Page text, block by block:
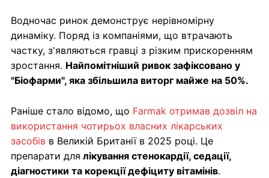
Водночас ринок демонструє нерівномірну
динаміку. Поряд із компаніями, що втрачають
частку, з'являються гравці з різким прискоренням
зростання. Найпомітніший ривок зафіксовано у
"Біофарми", яка збільшила виторг майже на 50%.
Раніше стало відомо, що Farmak отримав дозвіл на
використання чотирьох власних лікарських
засобів в Великій Британії в 2025 році. Це
препарати для лікування стенокардії, седації,
діагностики та корекції дефіциту вітамінів.